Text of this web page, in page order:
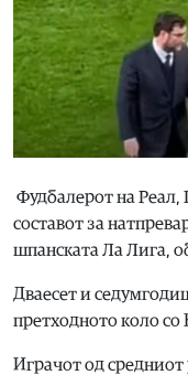
Фудбалерот на Реал,
составот за
шпанската Ла Лига,
Дваесет и
претходното коло
Играчот од